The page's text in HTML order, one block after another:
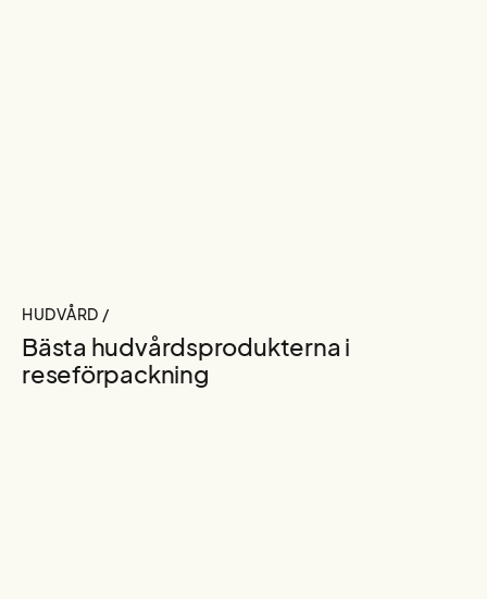
HUDVÅRD /
Bästa hudvårdsprodukterna i
reseförpackning